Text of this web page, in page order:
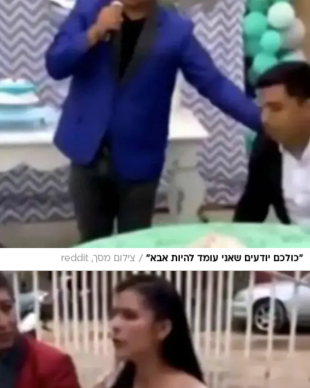
"כולכם יודעים שאני עומד להיות אבא" / צילום מסך, reddit